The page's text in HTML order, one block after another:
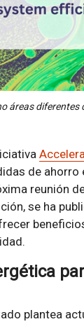
áreas
de ahorro
reunión
se ha
plantea